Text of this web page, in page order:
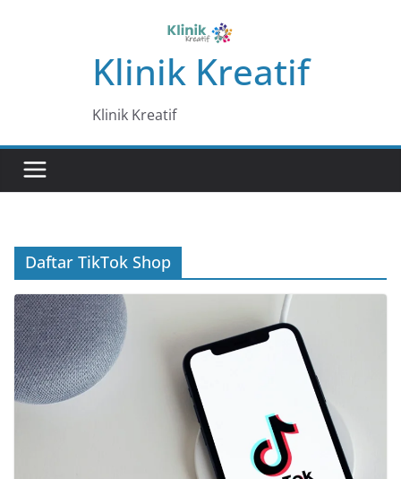
Klinik Kreatif
Klinik Kreatif
Daftar TikTok Shop